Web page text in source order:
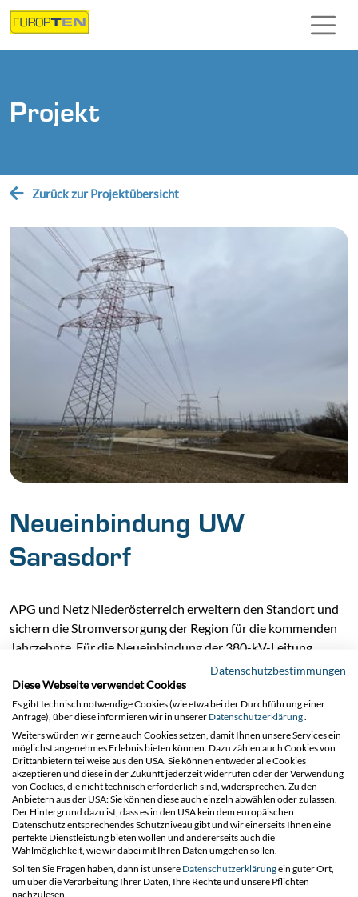
Direkt zur Hauptnavigation springen
Direkt zum Inhalt springen
Projekt
Zurück zur Projektübersicht
Neueinbindung UW
Sarasdorf
APG und Netz Niederösterreich erweitern den Standort und
sichern die Stromversorgung der Region für die kommenden
Jahrzehnte. Für die Neueinbindung der 380-kV-Leitung
werden drei neue Maste inkl. Verseilung errichtet. Damit
verbunden sind auch örtliche Umschwenkungen der
bestehenden Systeme.
Projektkennzahlen
Projektbereich
Freileitung und Kabel Österreich (kurz FKA)
Projektstart
01.2025
Datenschutzbestimmungen
Diese Webseite verwendet Cookies
Es gibt technisch notwendige Cookies (wie etwa bei der Durchführung einer
Anfrage), über diese informieren wir in unserer Datenschutzerklärung
Weiters würden wir gerne auch Cookies setzen, damit Ihnen unsere Services ein
möglichst angenehmes Erlebnis bieten können. Dazu zählen auch Cookies von
Drittanbietern teilweise aus den USA. Sie können entweder alle Cookies
akzeptieren und diese in der Zukunft jederzeit widerrufen oder der Verwendung
von Cookies, die nicht technisch erforderlich sind, widersprechen. Zu den
Anbietern aus der USA: Sie können diese auch einzeln abwählen oder zulassen.
Der Hintergrund dazu ist, dass es in den USA kein dem europäischen
Datenschutz entsprechendes Schutzniveau gibt und wir einerseits Ihnen eine
perfekte Dienstleistung bieten wollen und andererseits auch die
Wahlmöglichkeit, wie wir dabei mit Ihren Daten umgehen sollen.
Sollten Sie Fragen haben, dann ist unsere Datenschutzerklärungein guter Ort,
um über die Verarbeitung Ihrer Daten, Ihre Rechte und unsere Pflichten
nachzulesen.